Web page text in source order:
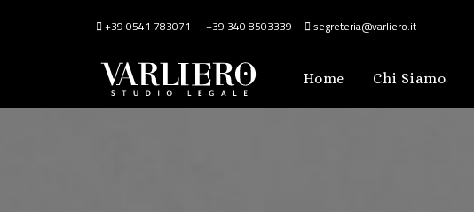
+39 0541 783071 +39 340 8503339 segreteria@varliero.it
Home Chi Siamo